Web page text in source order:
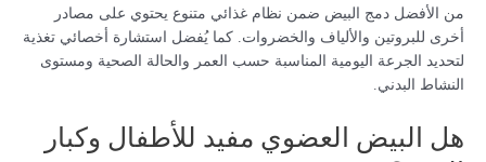
من الأفضل دمج البيض ضمن نظام غذائي متنوع يحتوي على مصادر
أخرى للبروتين والألياف والخضروات. كما يُفضل استشارة أخصائي تغذية
لتحديد الجرعة اليومية المناسبة حسب العمر والحالة الصحية ومستوى
النشاط البدني.
هل البيض العضوي مفيد للأطفال وكبار